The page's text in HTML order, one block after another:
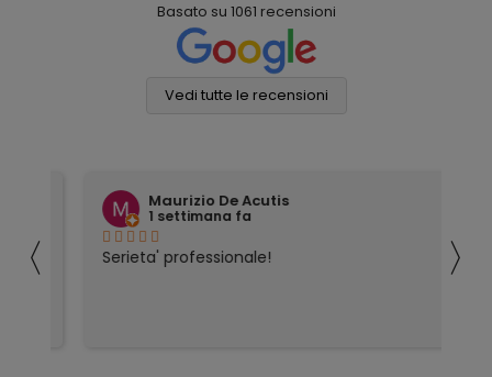
Basato su 1061 recensioni
Vedi tutte le recensioni
〈
Maurizio De Acutis
1 settimana fa
Serieta' professionale! 〉